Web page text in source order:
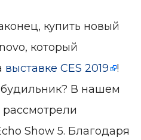
купить новый
который
выставке CES 2019
!
В нашем
Show 5. Благодаря